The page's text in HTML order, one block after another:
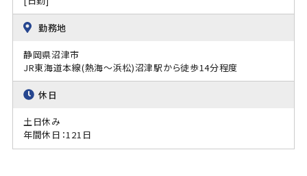
勤務地
静岡県沼津市
JR東海道本線(熱海～浜松)沼津駅から徒歩14分程度
休日
土日休み
年間休日：121日